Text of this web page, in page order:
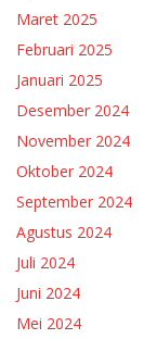
Maret 2025
Februari 2025
Januari 2025
Desember 2024
November 2024
Oktober 2024
September 2024
Agustus 2024
Juli 2024
Juni 2024
Mei 2024